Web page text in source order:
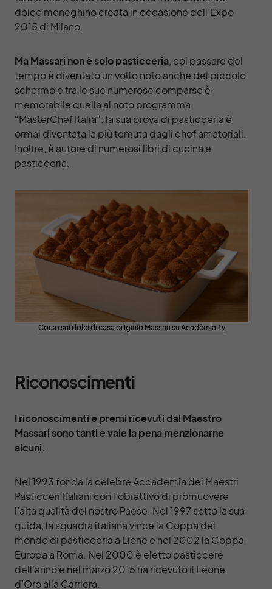
dolce meneghino creata in occasione dell’Expo
2015 di Milano.
Ma Massari non è solo pasticceria , col passare del
tempo è diventato un volto noto anche del piccolo
schermo e tra le sue numerose comparse è
memorabile quella al noto programma
“MasterChef Italia”: la sua prova di pasticceria è
ormai diventata la più temuta dagli chef amatoriali.
Inoltre, è autore di numerosi libri di cucina e
pasticceria.
Corso sui dolci di casa di Iginio Massari su Acadèmia.tv
Riconoscimenti
I riconoscimenti e premi ricevuti dal Maestro
Massari sono tanti e vale la pena menzionarne
alcuni.
Nel 1993 fonda la celebre Accademia dei Maestri
Pasticceri Italiani con l’obiettivo di promuovere
l’alta qualità del nostro Paese. Nel 1997 sotto la sua
guida, la squadra italiana vince la Coppa del
mondo di pasticceria a Lione e nel 2002 la Coppa
Europa a Roma. Nel 2000 è eletto pasticcere
dell’anno e nel marzo 2015 ha ricevuto il Leone
d’Oro alla Carriera.